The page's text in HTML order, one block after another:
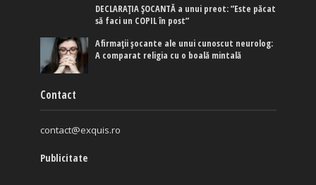
DECLARAȚIA ȘOCANTĂ a unui preot: ”Este păcat
să faci un COPIL în post”
Afirmaţii şocante ale unui cunoscut neurolog:
A comparat religia cu o boală mintală
Contact
contact@exquis.ro
Publicitate